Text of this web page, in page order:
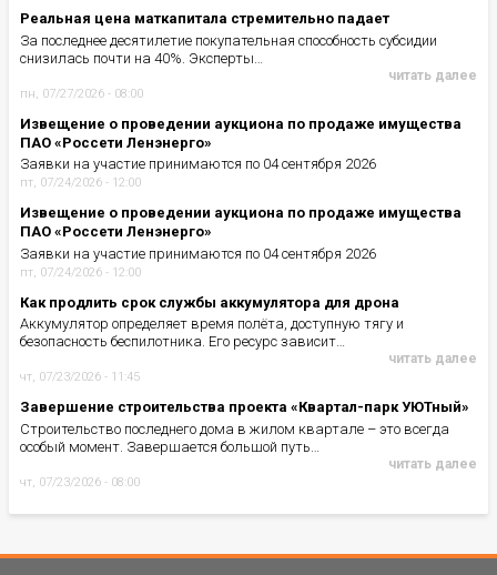
Реальная цена маткапитала стремительно падает
За последнее десятилетие покупательная способность субсидии
снизилась почти на 40%. Эксперты…
читать далее
пн, 07/27/2026 - 08:00
Извещение о проведении аукциона по продаже имущества
ПАО «Россети Ленэнерго»
Заявки на участие принимаются по 04 сентября 2026
пт, 07/24/2026 - 12:00
Извещение о проведении аукциона по продаже имущества
ПАО «Россети Ленэнерго»
Заявки на участие принимаются по 04 сентября 2026
пт, 07/24/2026 - 12:00
Как продлить срок службы аккумулятора для дрона
Аккумулятор определяет время полёта, доступную тягу и
безопасность беспилотника. Его ресурс зависит…
читать далее
чт, 07/23/2026 - 11:45
Завершение строительства проекта «Квартал-парк УЮТный»
Строительство последнего дома в жилом квартале – это всегда
особый момент. Завершается большой путь…
читать далее
чт, 07/23/2026 - 08:00